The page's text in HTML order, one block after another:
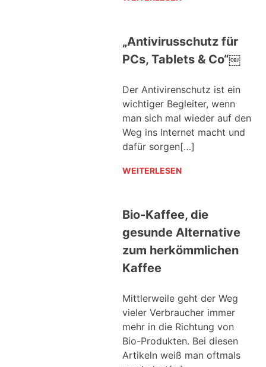
„Antivirusschutz für
PCs, Tablets & Co“￼
Der Antivirenschutz ist ein
wichtiger Begleiter, wenn
man sich mal wieder auf den
Weg ins Internet macht und
dafür sorgen[…]
WEITERLESEN
Bio-Kaffee, die
gesunde Alternative
zum herkömmlichen
Kaffee
Mittlerweile geht der Weg
vieler Verbraucher immer
mehr in die Richtung von
Bio-Produkten. Bei diesen
Artikeln weiß man oftmals